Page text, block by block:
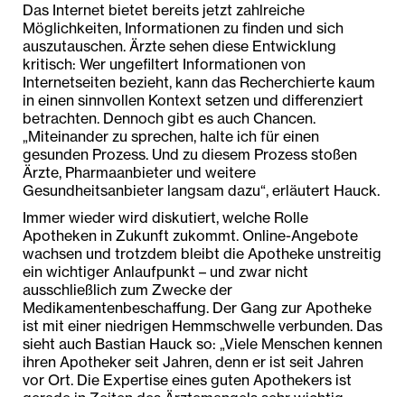
Das Internet bietet bereits jetzt zahlreiche
Möglichkeiten, Informationen zu finden und sich
auszutauschen. Ärzte sehen diese Entwicklung
kritisch: Wer ungefiltert Informationen von
Internetseiten bezieht, kann das Recherchierte kaum
in einen sinnvollen Kontext setzen und differenziert
betrachten. Dennoch gibt es auch Chancen.
„Miteinander zu sprechen, halte ich für einen
gesunden Prozess. Und zu diesem Prozess stoßen
Ärzte, Pharmaanbieter und weitere
Gesundheitsanbieter langsam dazu“, erläutert Hauck.
Immer wieder wird diskutiert, welche Rolle
Apotheken in Zukunft zukommt. Online-Angebote
wachsen und trotzdem bleibt die Apotheke unstreitig
ein wichtiger Anlaufpunkt – und zwar nicht
ausschließlich zum Zwecke der
Medikamentenbeschaffung. Der Gang zur Apotheke
ist mit einer niedrigen Hemmschwelle verbunden. Das
sieht auch Bastian Hauck so: „Viele Menschen kennen
ihren Apotheker seit Jahren, denn er ist seit Jahren
vor Ort. Die Expertise eines guten Apothekers ist